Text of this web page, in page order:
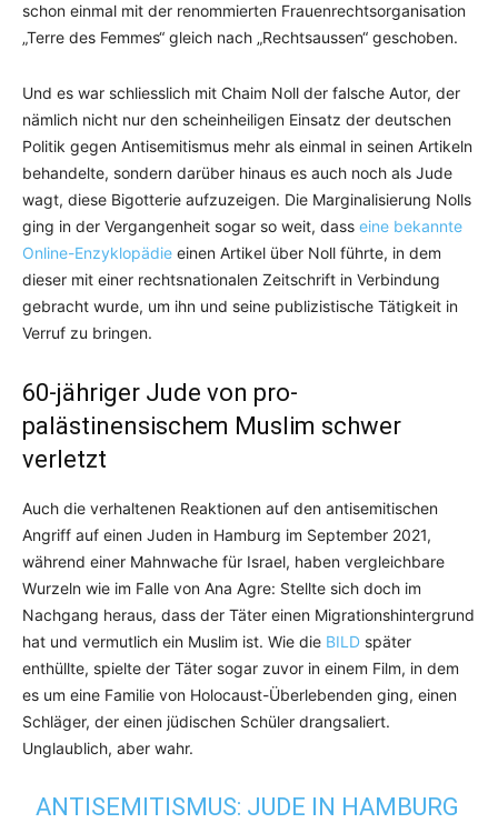
schon einmal mit der renommierten Frauenrechtsorganisation
„Terre des Femmes“ gleich nach „Rechtsaussen“ geschoben.
Und es war schliesslich mit Chaim Noll der falsche Autor, der
nämlich nicht nur den scheinheiligen Einsatz der deutschen
Politik gegen Antisemitismus mehr als einmal in seinen Artikeln
behandelte, sondern darüber hinaus es auch noch als Jude
wagt, diese Bigotterie aufzuzeigen. Die Marginalisierung Nolls
ging in der Vergangenheit sogar so weit, dass eine bekannte
Online-Enzyklopädie einen Artikel über Noll führte, in dem
dieser mit einer rechtsnationalen Zeitschrift in Verbindung
gebracht wurde, um ihn und seine publizistische Tätigkeit in
Verruf zu bringen.
60-jähriger Jude von pro-
palästinensischem Muslim schwer
verletzt
Auch die verhaltenen Reaktionen auf den antisemitischen
Angriff auf einen Juden in Hamburg im September 2021,
während einer Mahnwache für Israel, haben vergleichbare
Wurzeln wie im Falle von Ana Agre: Stellte sich doch im
Nachgang heraus, dass der Täter einen Migrationshintergrund
hat und vermutlich ein Muslim ist. Wie die BILD später
enthüllte, spielte der Täter sogar zuvor in einem Film, in dem
es um eine Familie von Holocaust-Überlebenden ging, einen
Schläger, der einen jüdischen Schüler drangsaliert.
Unglaublich, aber wahr.
ANTISEMITISMUS: JUDE IN HAMBURG